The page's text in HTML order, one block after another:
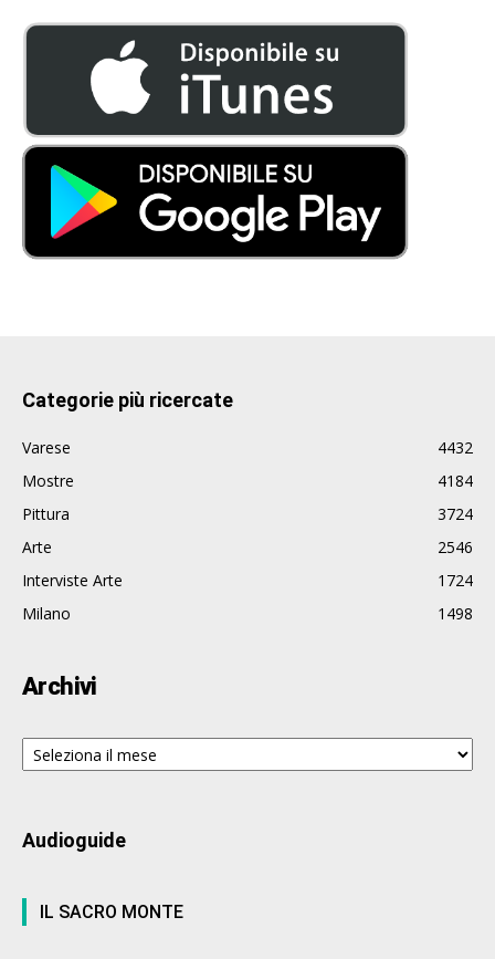
Categorie più ricercate
Varese
4432
Mostre
4184
Pittura
3724
Arte
2546
Interviste Arte
1724
Milano
1498
Archivi
Archivi
Audioguide
IL SACRO MONTE